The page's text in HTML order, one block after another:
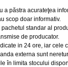
a păstra acurateţea
scop doar informativ.
standar al
de producator.
in 24 ore, iar cele
externa sunt
în limita stocului